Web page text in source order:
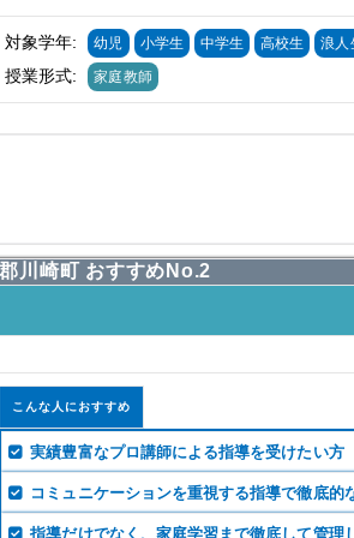
対象学年: 幼児 小学生 中学生 高校生 浪人
授業形式: 家庭教師
川崎町 おすすめNo.2
こんな人におすすめ
実績豊富なプロ講師による指導を受けたい方
コミュニケーションを重視する指導で徹底的
指導だけでなく、家庭学習まで徹底して管理